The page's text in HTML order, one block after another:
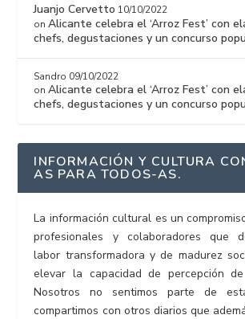
Juanjo Cervetto 10/10/2022
onAlicante celebra el ‘Arroz Fest’ con
chefs, degustaciones y un concurso
Sandro 09/10/2022
onAlicante celebra el ‘Arroz Fest’ con
chefs, degustaciones y un concurso
INFORMACIÓN Y CULTURA
AS PARA TODOS-AS.
La información cultural es un
profesionales y colaboradores que
labor transformadora y de madurez
elevar la capacidad de percepción
Nosotros no sentimos parte de
compartimos con otros diarios que